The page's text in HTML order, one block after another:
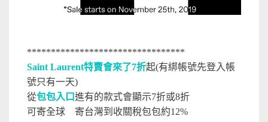
*********************************
Saint Laurent特賣會來了7折起(有綁帳號先登入帳
號只有一天)
從包包入口進有的款式會顯示7折或8折
可寄全球 寄台灣到收關稅包包約12%